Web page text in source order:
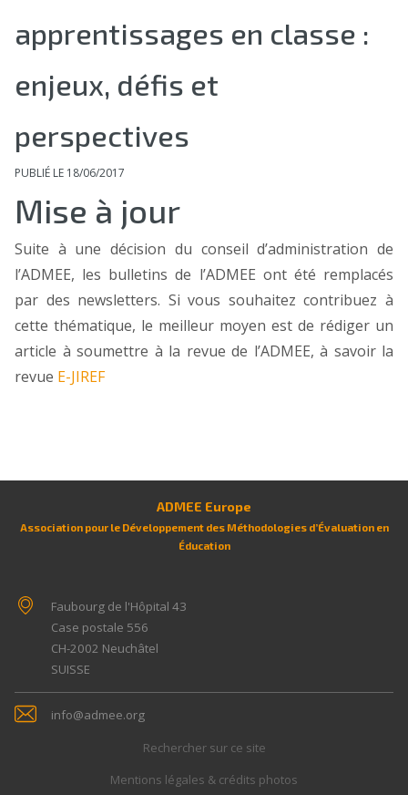
apprentissages en classe :
enjeux, défis et
perspectives
PUBLIÉ LE 18/06/2017
Mise à jour
Suite à une décision du conseil d’administration de
l’ADMEE, les bulletins de l’ADMEE ont été remplacés
par des newsletters. Si vous souhaitez contribuez à
cette thématique, le meilleur moyen est de rédiger un
article à soumettre à la revue de l’ADMEE, à savoir la
revue E-JIREF
ADMEE Europe
Association pour le Développement des Méthodologies d’Évaluation en
Éducation
Faubourg de l'Hôpital 43
Case postale 556
CH-2002 Neuchâtel
SUISSE
info@admee.org
Rechercher sur ce site
Mentions légales & crédits photos